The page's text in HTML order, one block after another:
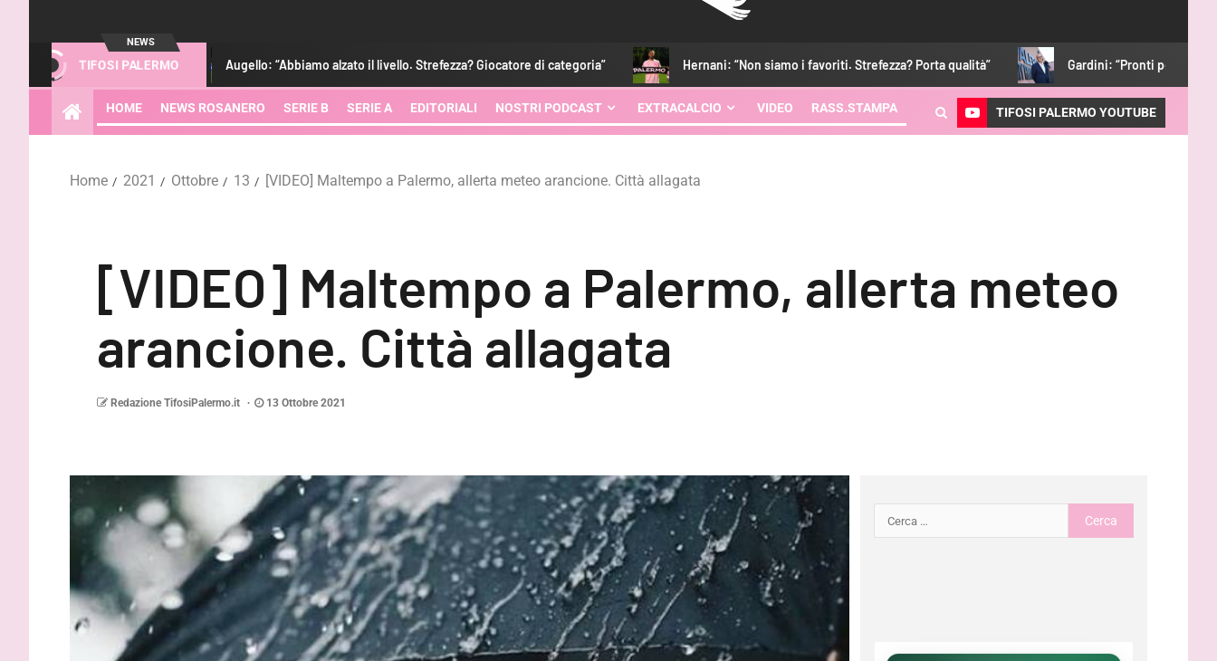
NEWS
TIFOSI PALERMO
Augello: “Abbiamo alzato il livello. Strefezza? Giocatore di categoria” Hernani: “Non siamo i favoriti. Strefezza? Porta qualità” Gardini: “Pronti per essere protagonisti.
HOME NEWS ROSANERO SERIE B SERIE A EDITORIALI NOSTRI PODCAST EXTRACALCIO VIDEO RASS.STAMPA TIFOSI PALERMO YOUTUBE
Home 2021 Ottobre 13 [VIDEO] Maltempo a Palermo, allerta meteo arancione. Città allagata
[VIDEO] Maltempo a Palermo, allerta meteo
arancione. Città allagata
Redazione TifosiPalermo.it 13 Ottobre 2021